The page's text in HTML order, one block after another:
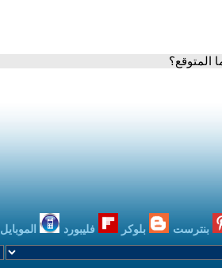
المتوقع؟
بنترست بلوكر فليبورد الموبايل